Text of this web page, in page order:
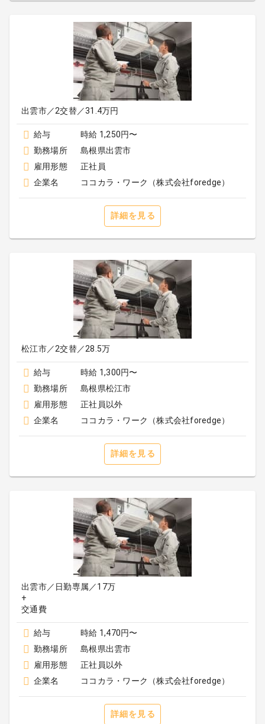
出雲市／2交替／31.4万円
給与
時給 1,250円〜
勤務場所
島根県出雲市
雇用形態
正社員
企業名
ココカラ・ワーク（株式会社foredge）
詳細を見る
松江市／2交替／28.5万
給与
時給 1,300円〜
勤務場所
島根県松江市
雇用形態
正社員以外
企業名
ココカラ・ワーク（株式会社foredge）
詳細を見る
出雲市／日勤専属／17万
+
交通費
給与
時給 1,470円〜
勤務場所
島根県出雲市
雇用形態
正社員以外
企業名
ココカラ・ワーク（株式会社foredge）
詳細を見る